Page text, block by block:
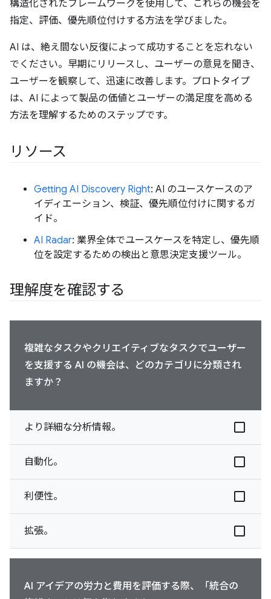
構造化されたフレームワークを使用して、これらの機会を
指定、評価、優先順位付けする方法を学びました。
AI は、絶え間ない反復によって成功することを忘れない
でください。早期にリリースし、ユーザーの意見を聞き、
ユーザーを観察して、迅速に改善します。プロトタイプ
は、AI によって製品の価値とユーザーの満足度を高める
方法を理解するためのステップです。
リソース
Getting AI Discovery Right: AI のユースケースのア
イディエーション、検証、優先順位付けに関するガ
イド。
AI Radar: 業界全体でユースケースを特定し、優先順
位を設定するための検出と意思決定支援ツール。
理解度を確認する
複雑なタスクやクリエイティブなタスクでユーザー
を支援する AI の機会は、どのカテゴリに分類され
ますか？
より詳細な分析情報。
自動化。
利便性。
拡張。
AI アイデアの労力と費用を評価する際、「統合の